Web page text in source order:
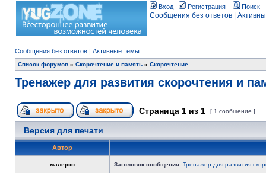
Вход Регистрация Поиск
Сообщения без ответов
Сообщения без ответов | Активные темы
Список форумов » Скорочтение и память » Скорочтение
Тренажер для развития скорочтения и
Страница 1 из 1 [ 1 сообщение ]
Версия для печати
Автор
малерко Заголовок сообщения: Тренажер для развития